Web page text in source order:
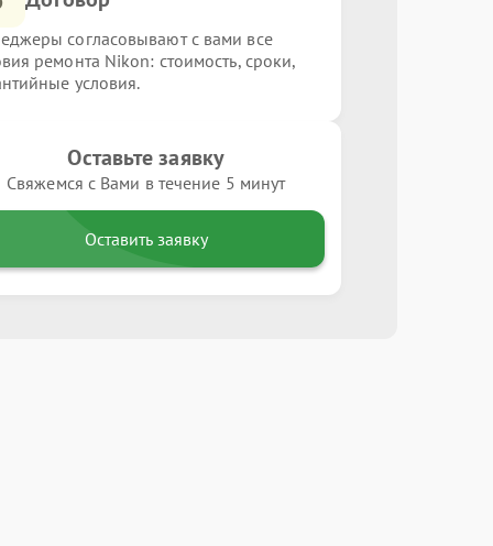
согласовывают с вами все
ремонта Nikon: стоимость, сроки,
условия.
Оставьте заявку
Свяжемся с Вами в течение 5 минут
Оставить заявку